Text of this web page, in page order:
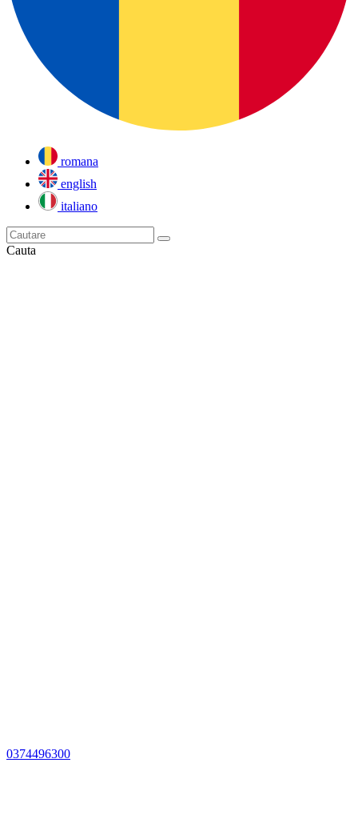
romana
english
italiano
Cauta
0374496300